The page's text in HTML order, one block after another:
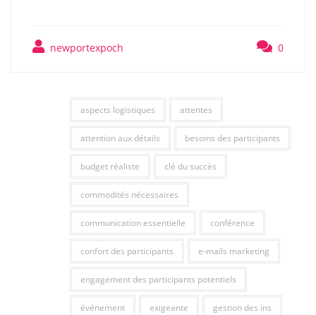
newportexpoch 0
aspects logistiques attentes
attention aux détails besoins des participants
budget réaliste clé du succès
commodités nécessaires
communication essentielle conférence
confort des participants e-mails marketing
engagement des participants potentiels
événement exigeante gestion des ins